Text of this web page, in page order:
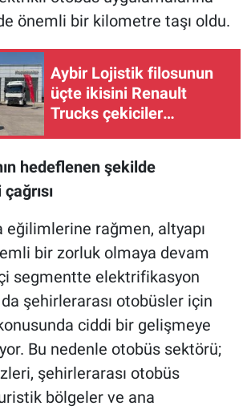
önemli bir kilometre taşı oldu.
Aybir Lojistik filosunun
üçte ikisini Renault
Trucks çekiciler
hedeflenen şekilde
eğilimlerine rağmen, altyapı
bir zorluk olmaya devam
segmentte elektrifikasyon
şehirlerarası otobüsler için
ciddi bir gelişmeye
Bu nedenle otobüs sektörü;
şehirlerarası otobüs
bölgeler ve ana